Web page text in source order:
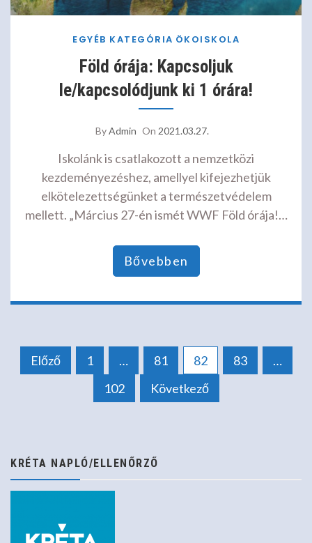
EGYÉB KATEGÓRIA ÖKOISKOLA
Föld órája: Kapcsoljuk
le/kapcsolódjunk ki 1 órára!
ByAdmin On 2021.03.27.
Iskolánk is csatlakozott a nemzetközi
kezdeményezéshez, amellyel kifejezhetjük
elkötelezettségünket a természetvédelem
mellett. „Március 27-én ismét WWF Föld órája!…
Bővebben
Bejegyzések
lapozása
Előző 1 … 81 82 83
…
102
Következő
KRÉTA NAPLÓ/ELLENŐRZŐ